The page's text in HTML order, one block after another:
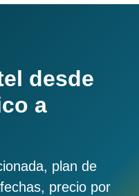
desde
a
plan de
precio por